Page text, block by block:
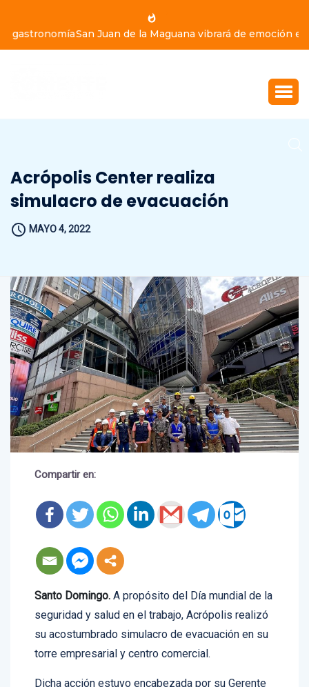
San Juan de la Maguana vibrará de emoción este domingo
9 de agosto, con Yiyo Sarante, Eddy Herrera y Bulín 47
Acrópolis Center realiza
Santo Domingo.A propósito del Día mundial de la
seguridad y salud en el trabajo, Acrópolis realizó
su acostumbrado simulacro de evacuación en su